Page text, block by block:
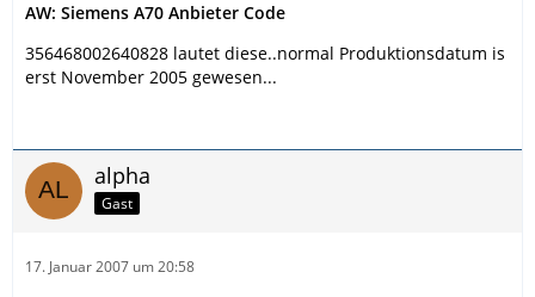
AW: Siemens A70 Anbieter Code
356468002640828 lautet diese..normal Produktionsdatum is
erst November 2005 gewesen...
alpha
Gast
17. Januar 2007 um 20:58